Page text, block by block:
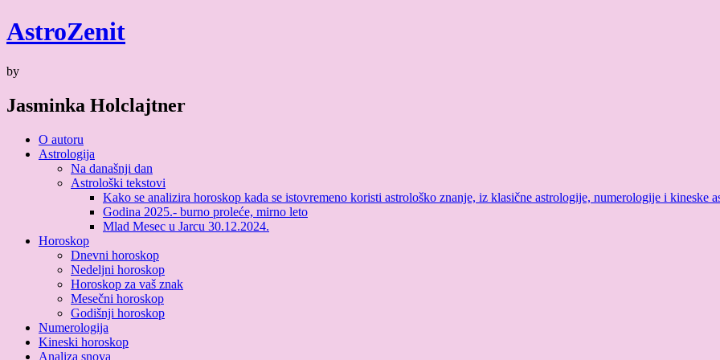
Skip
to
AstroZenit
by
Jasminka Holclajtner
O autoru
Astrologija
Na današnji dan
Astrološki tekstovi
Kako se analizira horoskop kada se istovremeno koristi astrološko znanje, iz klasične astrologije, numerologije i kineske
Godina 2025.- burno proleće, mirno leto
Mlad Mesec u Jarcu 30.12.2024.
Horoskop
Dnevni horoskop
Nedeljni horoskop
Horoskop za vaš znak
Mesečni horoskop
Godišnji horoskop
Numerologija
Kineski horoskop
Analiza snova